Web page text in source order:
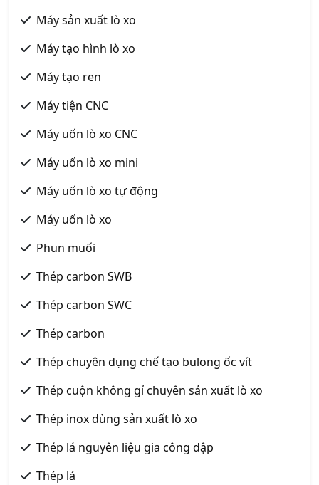
Máy sản xuất lò xo
Máy tạo hình lò xo
Máy tạo ren
Máy tiện CNC
Máy uốn lò xo CNC
Máy uốn lò xo mini
Máy uốn lò xo tự động
Máy uốn lò xo
Phun muối
Thép carbon SWB
Thép carbon SWC
Thép carbon
Thép chuyên dụng chế tạo bulong ốc vít
Thép cuộn không gỉ chuyên sản xuất lò xo
Thép inox dùng sản xuất lò xo
Thép lá nguyên liệu gia công dập
Thép lá